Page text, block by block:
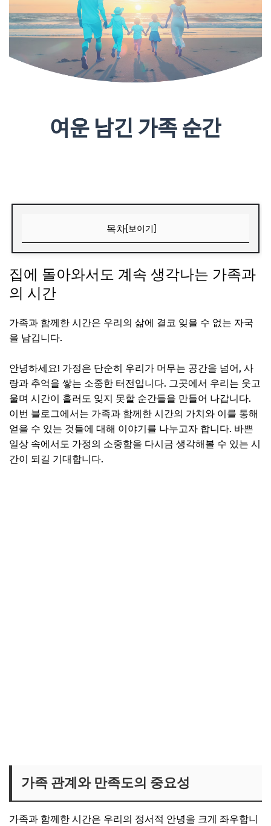
목차[보이기]
가족 관계와 만족도의 중요성
가족 구조와 세대 간의 관계
자녀 계획과 육아의 현실
부모의 경제 지원과 자녀와의 관계
가족의 중요성과 사회적 변화
자주 묻는 가족 관련 질문
Q2. 바쁜 일상 속에서도 가족과 시간을 어떻게 보낼 수 있을
까요?
집에 돌아와서도 계속 생각나는 가족과
의 시간
가족과 함께한 시간은 우리의 삶에 결코 잊을 수 없는 자국
을 남깁니다.
안녕하세요! 가정은 단순히 우리가 머무는 공간을 넘어, 사
랑과 추억을 쌓는 소중한 터전입니다. 그곳에서 우리는 웃고
울며 시간이 흘러도 잊지 못할 순간들을 만들어 나갑니다.
이번 블로그에서는 가족과 함께한 시간의 가치와 이를 통해
얻을 수 있는 것들에 대해 이야기를 나누고자 합니다. 바쁜
일상 속에서도 가정의 소중함을 다시금 생각해볼 수 있는 시
간이 되길 기대합니다.
가족 관계와 만족도의 중요성
가족과 함께한 시간은 우리의 정서적 안녕을 크게 좌우합니